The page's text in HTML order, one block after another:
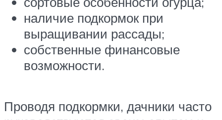
наличие подкормок при
выращивании рассады;
собственные финансовые
возможности.
Проводя подкормки, дачники часто